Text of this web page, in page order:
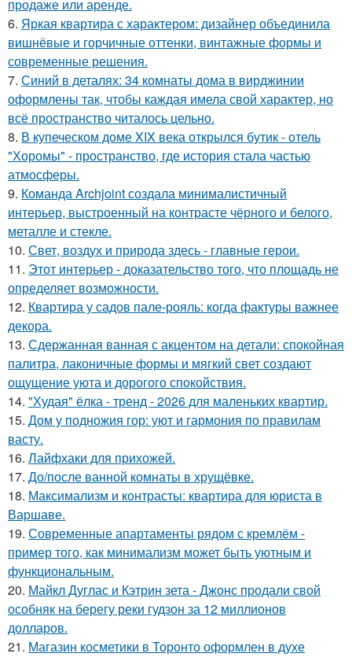
продаже или аренде.
6. Яркая квартира с характером: дизайнер объединила
вишнёвые и горчичные оттенки, винтажные формы и
современные решения.
7. Синий в деталях: 34 комнаты дома в вирджинии
оформлены так, чтобы каждая имела свой характер, но
всё пространство читалось цельно.
8. В купеческом доме XIX века открылся бутик - отель
"Хоромы" - пространство, где история стала частью
атмосферы.
9. Команда Archjoint создала минималистичный
интерьер, выстроенный на контрасте чёрного и белого,
металле и стекле.
10. Свет, воздух и природа здесь - главные герои.
11. Этот интерьер - доказательство того, что площадь не
определяет возможности.
12. Квартира у садов пале-рояль: когда фактуры важнее
декора.
13. Сдержанная ванная с акцентом на детали: спокойная
палитра, лаконичные формы и мягкий свет создают
ощущение уюта и дорогого спокойствия.
14. "Худая" ёлка - тренд - 2026 для маленьких квартир.
15. Дом у подножия гор: уют и гармония по правилам
васту.
16. Лайфхаки для прихожей.
17. До/после ванной комнаты в хрущёвке.
18. Максимализм и контрасты: квартира для юриста в
Варшаве.
19. Современные апартаменты рядом с кремлём -
пример того, как минимализм может быть уютным и
функциональным.
20. Майкл Дуглас и Кэтрин зета - Джонс продали свой
особняк на берегу реки гудзон за 12 миллионов
долларов.
21. Магазин косметики в Торонто оформлен в духе